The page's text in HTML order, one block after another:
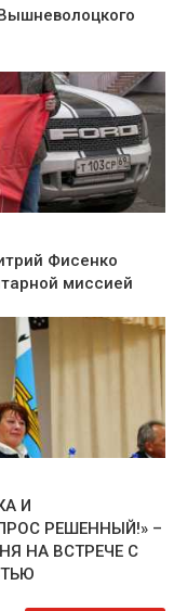
Фисенко
миссией
И
РЕШЕННЫЙ!» –
НА ВСТРЕЧЕ С